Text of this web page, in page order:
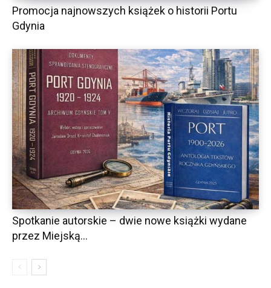
Promocja najnowszych książek o historii Portu
Gdynia
Spotkanie autorskie – dwie nowe książki wydane
przez Miejską...